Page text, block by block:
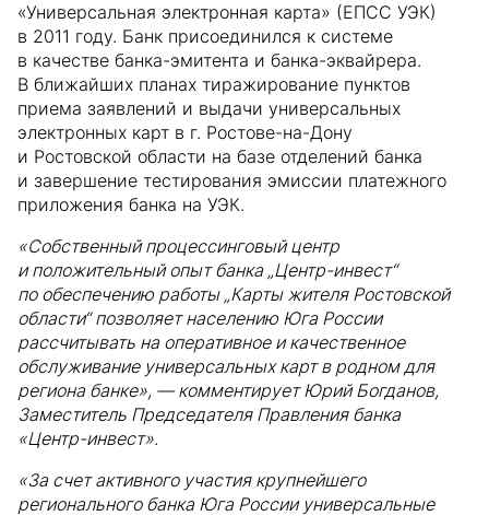
«Универсальная электронная карта» (ЕПСС УЭК)
в 2011 году. Банк присоединился к системе
в качестве банка-эмитента и банка-эквайрера.
В ближайших планах тиражирование пунктов
приема заявлений и выдачи универсальных
электронных карт в г. Ростове-на-Дону
и Ростовской области на базе отделений банка
и завершение тестирования эмиссии платежного
приложения банка на УЭК.
«Собственный процессинговый центр
и положительный опыт банка „Центр-инвест“
по обеспечению работы „Карты жителя Ростовской
области“ позволяет населению Юга России
рассчитывать на оперативное и качественное
обслуживание универсальных карт в родном для
региона банке», — комментирует Юрий Богданов,
Заместитель Председателя Правления банка
«Центр-инвест».
«За счет активного участия крупнейшего
регионального банка Юга России универсальные